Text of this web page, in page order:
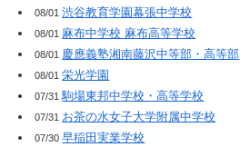
08/01渋谷教育学園幕張中学校
08/01 麻布中学校 麻布高等学校
08/01 慶應義塾湘南藤沢中等部・高等部
08/01栄光学園
07/31駒場東邦中学校・高等学校
07/31 お茶の水女子大学附属中学校
07/30早稲田実業学校